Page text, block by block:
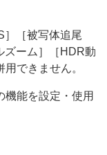
］［被写体追尾
ズーム］［HDR動
できません。
機能を設定・使用